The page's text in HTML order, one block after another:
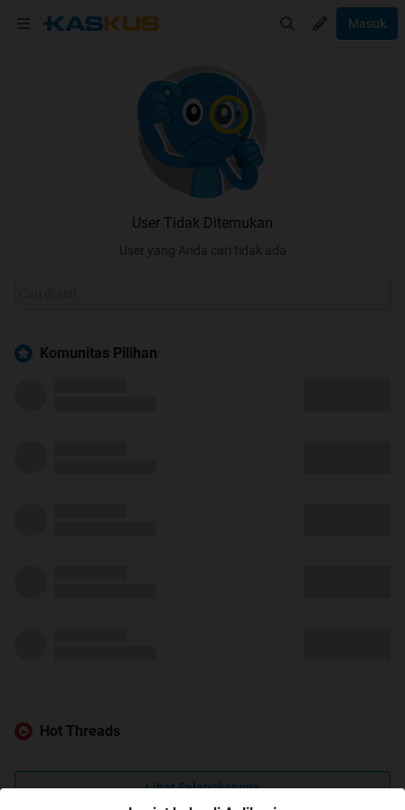
Masuk
User Tidak Ditemukan
User yang Anda cari tidak ada
Komunitas Pilihan
Hot Threads
Lihat Selengkapnya